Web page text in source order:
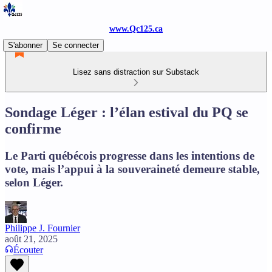
www.Qc125.ca
S'abonner
Se connecter
Lisez sans distraction sur Substack
Sondage Léger : l’élan estival du PQ se
confirme
Le Parti québécois progresse dans les intentions de
vote, mais l’appui à la souveraineté demeure stable,
selon Léger.
Philippe J. Fournier
août 21, 2025
Écouter